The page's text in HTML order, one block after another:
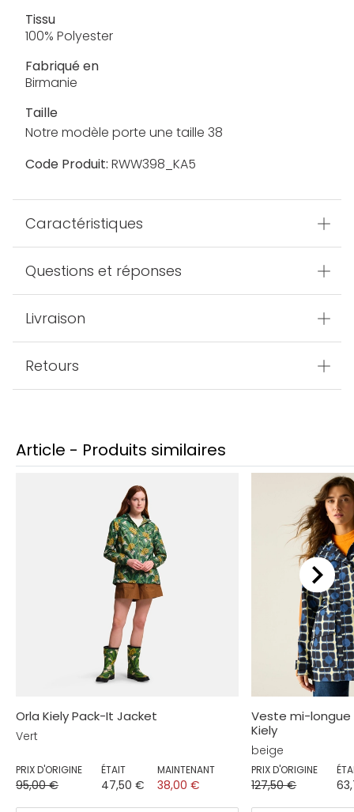
Tissu
100% Polyester
Fabriqué en
Birmanie
Taille
Notre modèle porte une taille 38
Code Produit: RWW398_KA5
Caractéristiques
Questions et réponses
Livraison
Retours
Article - Produits similaires
Orla Kiely Pack-It Jacket
Vert
PRIX D'ORIGINE
95,00 €
ÉTAIT
47,50 €
MAINTENANT
38,00 €
Veste mi-
Kiely
beige
PRIX D'ORIGINE
127,50 €